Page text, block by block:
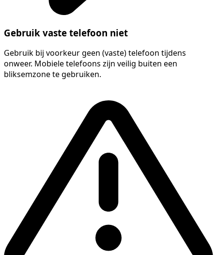
Gebruik vaste telefoon niet
Gebruik bij voorkeur geen (vaste) telefoon tijdens
onweer. Mobiele telefoons zijn veilig buiten een
bliksemzone te gebruiken.